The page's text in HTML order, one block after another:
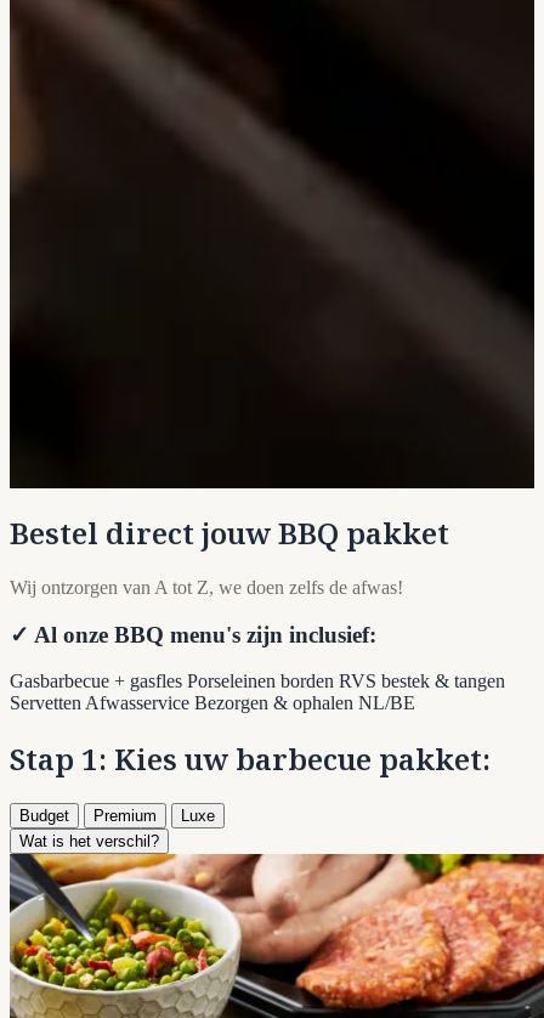
Bestel direct jouw BBQ pakket
Wij ontzorgen van A tot Z, we doen zelfs de afwas!
✓ Al onze BBQ menu's zijn inclusief:
Gasbarbecue + gasfles Porseleinen borden RVS bestek & tangen
ServettenAfwasservice Bezorgen & ophalen NL/BE
Stap 1: Kies uw barbecue pakket:
Budget Premium
Luxe
Wat is het verschil?